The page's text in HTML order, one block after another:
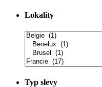
Lokality
Typ slevy